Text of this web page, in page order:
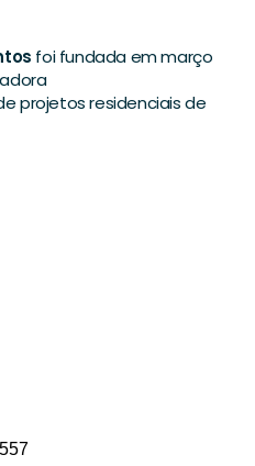
foi fundada em março
projetos residenciais de